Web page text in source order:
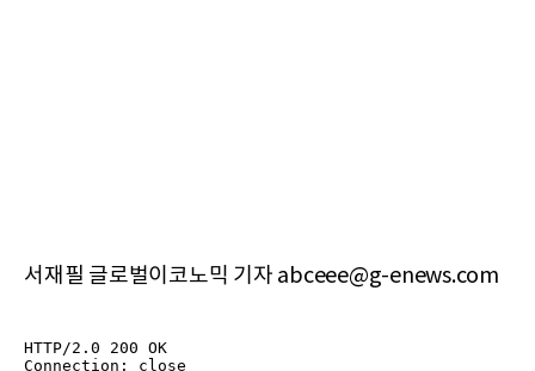
서재필 글로벌이코노믹 기자 abceee@g-enews.com